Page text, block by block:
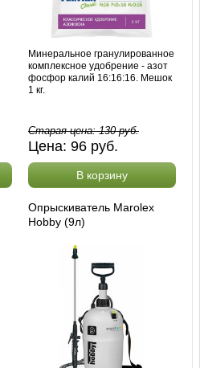
Минеральное гранулированное
комплексное удобрение - азот
фосфор калий 16:16:16. Мешок
1 кг.
Старая цена:130руб.
Цена: 96 руб.
В корзину
Опрыскиватель Marolex
Hobby (9л)